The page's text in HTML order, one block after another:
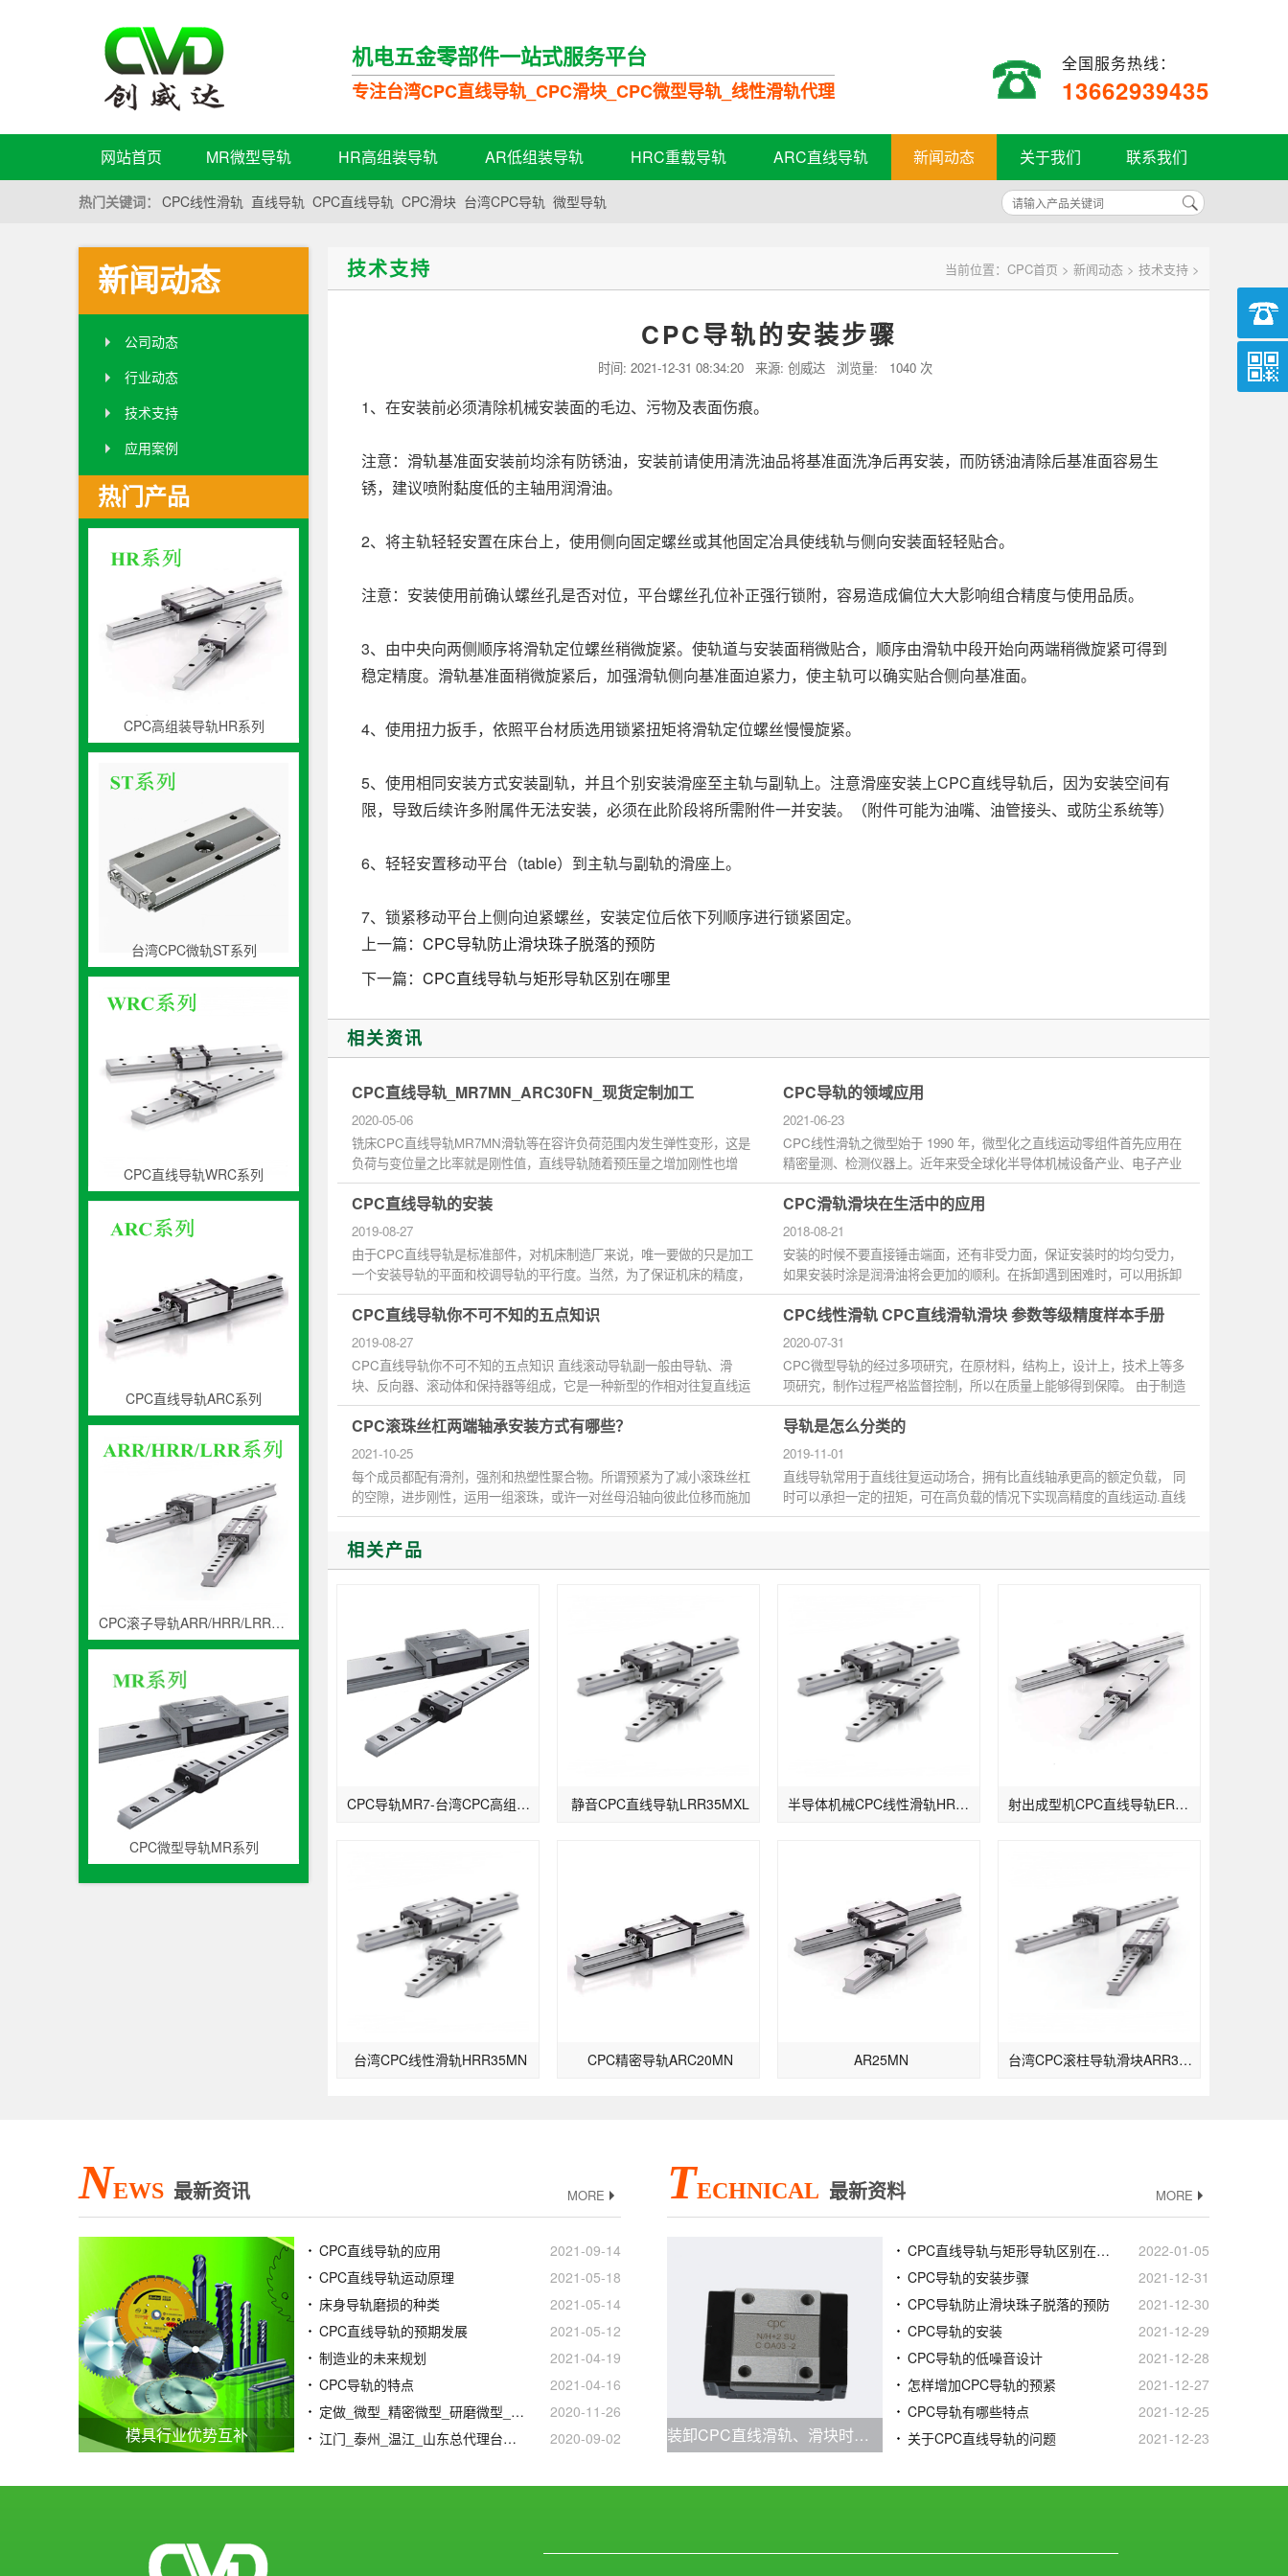
机电五金零部件一站式服务平台
专注台湾CPC直线导轨_CPC滑块_CPC微型导轨_线性滑轨代理
全国服务热线：
13662939435
网站首页 MR微型导轨 HR高组装导轨 AR低组装导轨 HRC重载导轨 ARC直线导轨 新闻动态 关于我们 联系我们
热门关键词： CPC线性滑轨 直线导轨 CPC直线导轨 CPC滑块 台湾CPC导轨 微型导轨
新闻动态
公司动态
行业动态
技术支持
应用案例
热门产品
CPC高组装导轨HR系列
台湾CPC微轨ST系列
CPC直线导轨WRC系列
CPC直线导轨ARC系列
CPC滚子导轨ARR/HRR/LRR系列
CPC微型导轨MR系列
技术支持 当前位置： CPC首页 > 新闻动态 > 技术支持 >
CPC导轨的安装步骤
时间: 2021-12-31 08:34:20来源: 创威达 浏览量: 1040 次
1、在安装前必须清除机械安装面的毛边、污物及表面伤痕。
注意：滑轨基准面安装前均涂有防锈油，安装前请使用清洗油品将基准面洗净后再安装，而防锈油清除后基准面容易生
锈，建议喷附黏度低的主轴用润滑油。
2、将主轨轻轻安置在床台上，使用侧向固定螺丝或其他固定冶具使线轨与侧向安装面轻轻贴合。
注意：安装使用前确认螺丝孔是否对位，平台螺丝孔位补正强行锁附，容易造成偏位大大影响组合精度与使用品质。
3、由中央向两侧顺序将滑轨定位螺丝稍微旋紧。使轨道与安装面稍微贴合，顺序由滑轨中段开始向两端稍微旋紧可得到
稳定精度。滑轨基准面稍微旋紧后，加强滑轨侧向基准面迫紧力，使主轨可以确实贴合侧向基准面。
4、使用扭力扳手，依照平台材质选用锁紧扭矩将滑轨定位螺丝慢慢旋紧。
5、使用相同安装方式安装副轨，并且个别安装滑座至主轨与副轨上。注意滑座安装上CPC直线导轨后，因为安装空间有
限，导致后续许多附属件无法安装，必须在此阶段将所需附件一并安装。（附件可能为油嘴、油管接头、或防尘系统等）
6、轻轻安置移动平台（table）到主轨与副轨的滑座上。
7、锁紧移动平台上侧向迫紧螺丝，安装定位后依下列顺序进行锁紧固定。
上一篇： CPC导轨防止滑块珠子脱落的预防
下一篇： CPC直线导轨与矩形导轨区别在哪里
相关资讯
CPC直线导轨_MR7MN_ARC30FN_现货定制加工
2020-05-06
铣床CPC直线导轨MR7MN滑轨等在容许负荷范围内发生弹性变形，这是
负荷与变位量之比率就是刚性值，直线导轨随着预压量之增加刚性也增
加，对于直线导轨...
CPC导轨的领域应用
2021-06-23
CPC线性滑轨之微型始于 1990 年，微型化之直线运动零组件首先应用在
精密量测、检测仪器上。近年来受全球化半导体机械设备产业、电子产业
及其外围产业...
CPC直线导轨的安装
2019-08-27
由于CPC直线导轨是标准部件，对机床制造厂来说，唯一要做的只是加工
一个安装导轨的平面和校调导轨的平行度。当然，为了保证机床的精度，
床身或立柱...
CPC滑轨滑块在生活中的应用
2018-08-21
安装的时候不要直接锤击端面，还有非受力面，保证安装时的均匀受力，
如果安装时涂是润滑油将会更加的顺利。在拆卸遇到困难时，可以用拆卸
工具向外...
CPC直线导轨你不可不知的五点知识
2019-08-27
CPC直线导轨你不可不知的五点知识 直线滚动导轨副一般由导轨、滑
块、反向器、滚动体和保持器等组成，它是一种新型的作相对往复直线运
动的滚动支承，...
CPC线性滑轨 CPC直线滑轨滑块 参数等级精度样本手册
2020-07-31
CPC微型导轨的经过多项研究，在原材料，结构上，设计上，技术上等多
项研究，制作过程严格监督控制，所以在质量上能够得到保障。 由于制造
精度的严格...
CPC滚珠丝杠两端轴承安装方式有哪些？
2021-10-25
每个成员都配有滑剂，强剂和热塑性聚合物。所谓预紧为了减小滚珠丝杠
的空隙，进步刚性，运用一组滚珠，或许一对丝母沿轴向彼此位移而施加
在滚珠丝...
导轨是怎么分类的
2019-11-01
直线导轨常用于直线往复运动场合，拥有比直线轴承更高的额定负载， 同
时可以承担一定的扭矩，可在高负载的情况下实现高精度的直线运动.直线
导轨又...
相关产品
CPC导轨MR7-台湾CPC高组装微型滚珠滑轨MR7ML 静音CPC直线导轨LRR35MXL 半导体机械CPC线性滑轨HRR35FL 射出成型机CPC直线导轨ER25MN
台湾CPC线性滑轨HRR35MN CPC精密导轨ARC20MN AR25MN 台湾CPC滚柱导轨滑块ARR35ML
NEWS 最新资讯 MORE
模具行业优势互补
CPC直线导轨的应用
2021-09-14
CPC直线导轨运动原理
2021-05-18
床身导轨磨损的种类
2021-05-14
CPC直线导轨的预期发展
2021-05-12
制造业的未来规划
2021-04-19
CPC导轨的特点
2021-04-16
定做_微型_精密微型_研磨微型_耐磨TBI0802滚珠丝杆
2020-11-26
江门_泰州_温江_山东总代理台湾CPC直线导轨滑块
2020-09-02
TECHNICAL 最新资料 MORE
装卸CPC直线滑轨、滑块时我们应该注意什么
CPC直线导轨与矩形导轨区别在哪里
2022-01-05
CPC导轨的安装步骤
2021-12-31
CPC导轨防止滑块珠子脱落的预防
2021-12-30
CPC导轨的安装
2021-12-29
CPC导轨的低噪音设计
2021-12-28
怎样增加CPC导轨的预紧
2021-12-27
CPC导轨有哪些特点
2021-12-25
关于CPC直线导轨的问题
2021-12-23